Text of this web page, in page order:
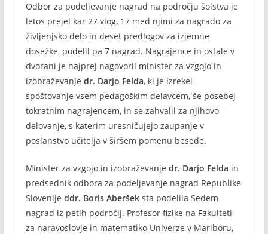
Odbor za podeljevanje nagrad na področju šolstva je
letos prejel kar 27 vlog, 17 med njimi za nagrado za
življenj­sko delo in deset predlogov za izjemne
dosežke, podelil pa 7 nagrad. Nagrajence in ostale v
dvorani je najprej nagovoril minister za vzgojo in
izobraževanje dr. Darjo Felda, ki je izrekel
spoštovanje vsem pedagoškim delavcem, še posebej
tokratnim nagrajencem, in se zahvalil za njihovo
delovanje, s katerim uresničujejo zaupanje v
poslanstvo učitelja v širšem pomenu besede.
Minister za vzgojo in izobraževanje dr. Darjo Felda in
predsednik odbora za podeljevanje nagrad Republike
Slovenije ddr. Boris Aberšeksta podelila Sedem
nagrad iz petih področij. Profesor fizike na Fakulteti
za naravoslovje in matematiko Univerze v Mariboru,